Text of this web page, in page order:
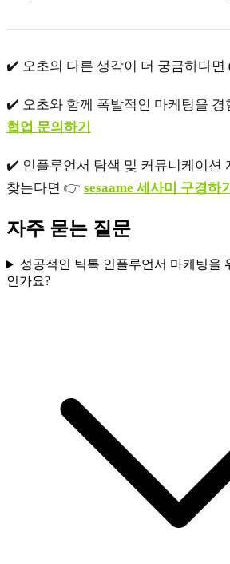
✔️ 오초의 다른 생각이 더 궁금하다면
✔️ 오초와 함께 폭발적인 마케팅을
협업 문의하기
✔️ 인플루언서 탐색 및 커뮤니케이션
찾는다면 👉 sesaame 세사미 구경하기
자주 묻는 질문
성공적인 틱톡 인플루언서 마케팅을
인가요?